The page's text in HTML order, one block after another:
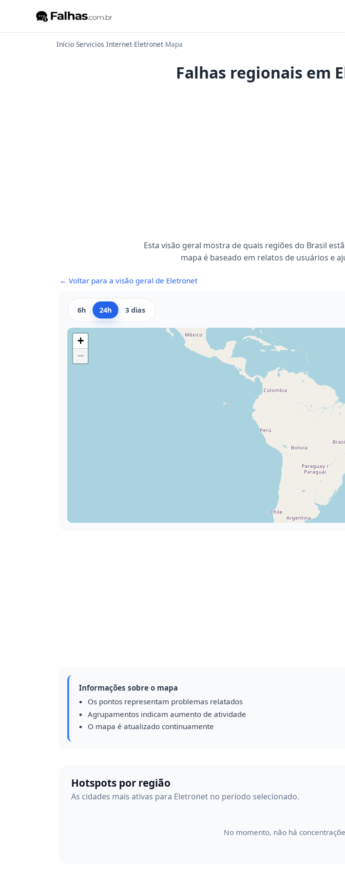
Início›Servicios Internet›Eletronet›Mapa
Falhas regionais em
Esta visão geral mostra de quais regiões do Brasil
mapa é baseado em relatos de usuários e
← Voltar para a visão geral de Eletronet
6h 24h 3 dias
+
−
Informações sobre o mapa
Os pontos representam problemas relatados
Agrupamentos indicam aumento de atividade
O mapa é atualizado continuamente
Hotspots por região
As cidades mais ativas para Eletronet no período selecionado.
No momento, não há